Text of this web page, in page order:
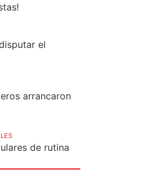
el
arrancaron
de rutina